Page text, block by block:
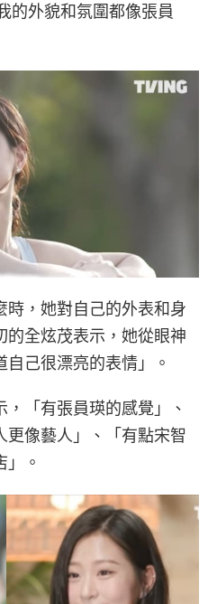
的外貌和氛圍都像張員
時，她對自己的外表和身
的全炫茂表示，她從眼神
己很漂亮的表情」。
「有張員瑛的感覺」、
更像藝人」、「有點宋智
。